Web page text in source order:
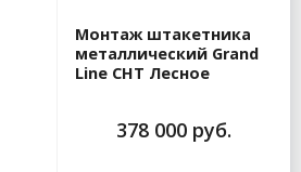
Монтаж штакетника
металлический Grand
Line СНТ Лесное
378 000 руб.